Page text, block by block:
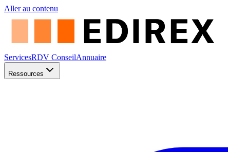
Aller au contenu
ServicesRDV ConseilAnnuaire
Ressources